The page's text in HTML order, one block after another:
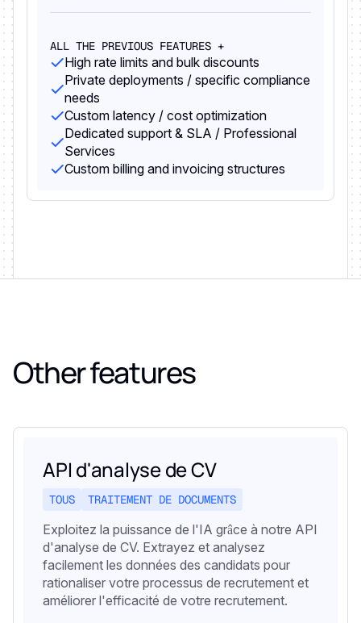
ALL THE PREVIOUS FEATURES +
High rate limits and bulk discounts
Private deployments / specific compliance
needs
Custom latency / cost optimization
Dedicated support & SLA / Professional
Services
Custom billing and invoicing structures
Other features
API d'analyse de CV
TOUS TRAITEMENT DE DOCUMENTS
Exploitez la puissance de l'IA grâce à notre API
d'analyse de CV. Extrayez et analysez
facilement les données des candidats pour
rationaliser votre processus de recrutement et
améliorer l'efficacité de votre recrutement.